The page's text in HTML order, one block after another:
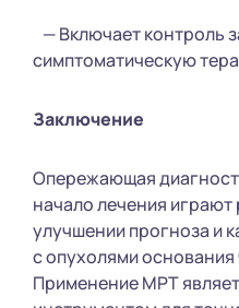
— Включает контроль
симптоматическую
Заключение
Опережающая
начало лечения
улучшении прогноза и
с опухолями основания
Применение МРТ